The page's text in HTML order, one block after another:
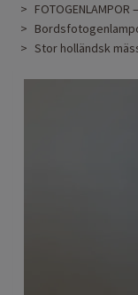
Stor holländsk